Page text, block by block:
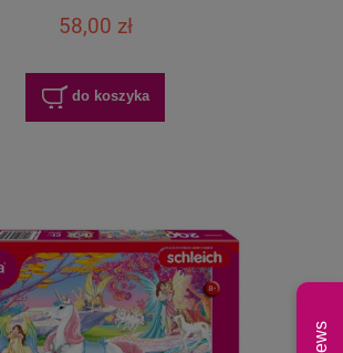
58,00 zł
do koszyka
News